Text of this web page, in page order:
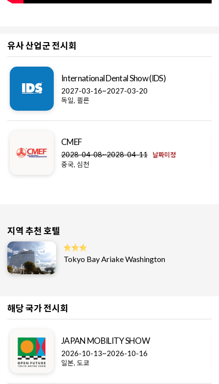
유사 산업군 전시회
International Dental Show (IDS)
2027-03-16~2027-03-20
독일, 쾰른
CMEF
2028-04-08~2028-04-11 날짜미정
중국, 심천
지역 추천 호텔
Tokyo Bay Ariake Washington
해당 국가 전시회
JAPAN MOBILITY SHOW
2026-10-13~2026-10-16
일본, 도쿄